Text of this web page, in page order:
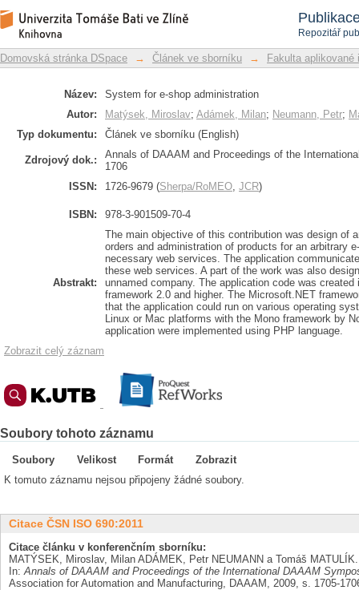
Repozitář
System for e-shop administration
Repozitář DSpace/Manakin
Domovská stránka DSpace → Článek ve sborníku → Fakulta aplikované
Název:
System for e-shop administration
Autor:
Matýsek, Miroslav; Adámek, Milan; Neumann, Petr;
Typ dokumentu:
Článek ve sborníku (English)
Zdrojový dok.:
Annals of DAAAM and Proceedings of the
1706
ISSN:
1726-9679 (Sherpa/RoMEO, JCR)
ISBN: 978-3-901509-70-4
Abstrakt:
The main objective of this contribution was design of
orders and administration of products for an arbitrary
necessary web services. The application
these web services. A part of the work was also
unnamed company. The application code was
framework 2.0 and higher. The Microsoft.NET
that the application could run on various operating
Linux or Mac platforms with the Mono framework by
application were implemented using PHP language.
Zobrazit celý záznam
Soubory tohoto záznamu
Soubory Velikost Formát
Zobrazit
K tomuto záznamu nejsou připojeny žádné soubory.
Citace ČSN ISO 690:2011
Citace článku v konferenčním sborníku:
MATÝSEK, Miroslav, Milan ADÁMEK, Petr NEUMANN a Tomáš
In:Annals of DAAAM and Proceedings of the International DAAAM
Association for Automation and Manufacturing, DAAAM, 2009, s. 1705-